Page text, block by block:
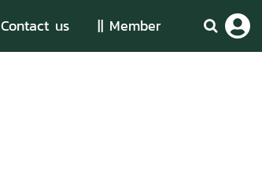
Contact us || Member